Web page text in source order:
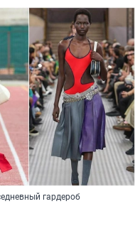
гардероб